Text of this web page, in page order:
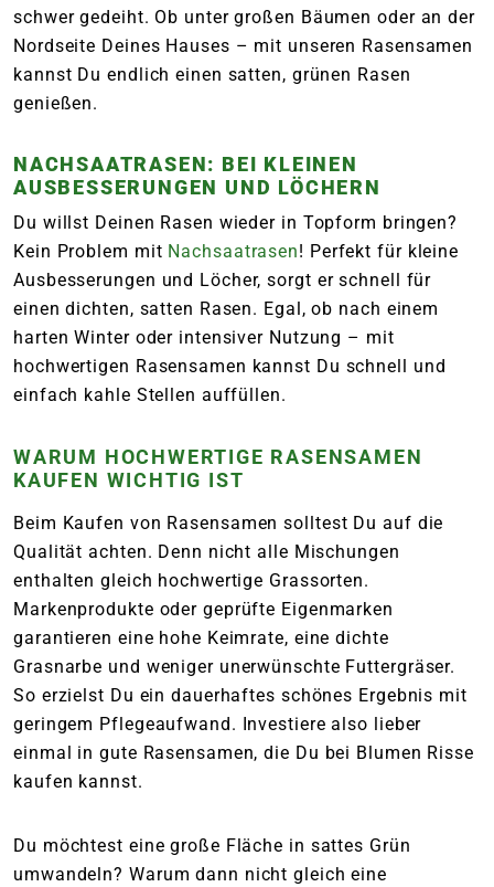
schwer gedeiht. Ob unter großen Bäumen oder an der
Nordseite Deines Hauses – mit unseren Rasensamen
kannst Du endlich einen satten, grünen Rasen
genießen.
NACHSAATRASEN: BEI KLEINEN
AUSBESSERUNGEN UND LÖCHERN
Du willst Deinen Rasen wieder in Topform bringen?
Kein Problem mit Nachsaatrasen! Perfekt für kleine
Ausbesserungen und Löcher, sorgt er schnell für
einen dichten, satten Rasen. Egal, ob nach einem
harten Winter oder intensiver Nutzung – mit
hochwertigen Rasensamen kannst Du schnell und
einfach kahle Stellen auffüllen.
WARUM HOCHWERTIGE RASENSAMEN
KAUFEN WICHTIG IST
Beim Kaufen von Rasensamen solltest Du auf die
Qualität achten. Denn nicht alle Mischungen
enthalten gleich hochwertige Grassorten.
Markenprodukte oder geprüfte Eigenmarken
garantieren eine hohe Keimrate, eine dichte
Grasnarbe und weniger unerwünschte Futtergräser.
So erzielst Du ein dauerhaftes schönes Ergebnis mit
geringem Pflegeaufwand. Investiere also lieber
einmal in gute Rasensamen, die Du bei Blumen Risse
kaufen kannst.
Du möchtest eine große Fläche in sattes Grün
umwandeln? Warum dann nicht gleich eine